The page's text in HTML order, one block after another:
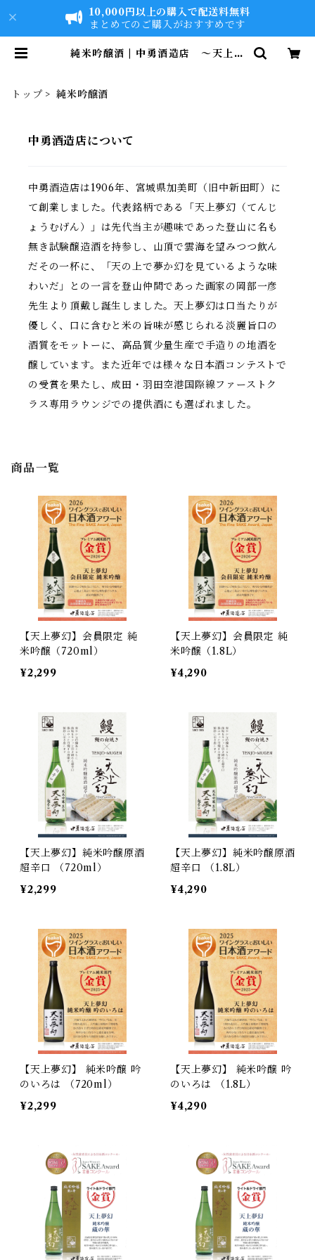
10,000円以上の購入で配送料無料
まとめてのご購入がおすすめです
純米吟醸酒 | 中勇酒造店 ～天上夢
トップ 純米吟醸酒
中勇酒造店について
中勇酒造店は1906年、宮城県加美町（旧中新田町）に
て創業しました。代表銘柄である「天上夢幻（てんじ
ょうむげん）」は先代当主が趣味であった登山に名も
無き試験醸造酒を持参し、山頂で雲海を望みつつ飲ん
だその一杯に、「天の上で夢か幻を見ているような味
わいだ」との一言を登山仲間であった画家の岡部一彦
先生より頂戴し誕生しました。天上夢幻は口当たりが
優しく、口に含むと米の旨味が感じられる淡麗旨口の
酒質をモットーに、高品質少量生産で手造りの地酒を
醸しています。また近年では様々な日本酒コンテストで
の受賞を果たし、成田・羽田空港国際線ファーストク
ラス専用ラウンジでの提供酒にも選ばれました。
商品一覧
【天上夢幻】会員限定 純
米吟醸（720ml）
¥2,299
【天上夢幻】会員限定 純
米吟醸（1.8L）
¥4,290
【天上夢幻】純米吟醸原酒
超辛口 （720ml）
¥2,299
【天上夢幻】純米吟醸原酒
超辛口 （1.8L）
¥4,290
【天上夢幻】 純米吟醸 吟
のいろは （720ml）
¥2,299
【天上夢幻】 純米吟醸 吟
のいろは （1.8L）
¥4,290